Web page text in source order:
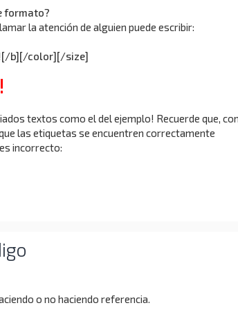
formato?
la atención de alguien puede escribir:
[/b][/color][/size]
textos como el del ejemplo! Recuerde que,
las etiquetas se encuentren correctamente
incorrecto:
o no haciendo referencia.